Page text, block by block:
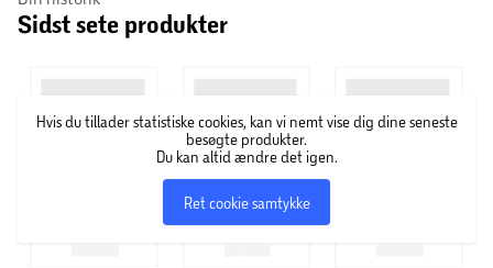
Ledningsfri kande - roterbar base (360°)
Sidst sete produkter
Hvis du tillader statistiske cookies, kan vi nemt vise dig dine seneste
besøgte produkter.
Du kan altid ændre det igen.
Ret cookie samtykke